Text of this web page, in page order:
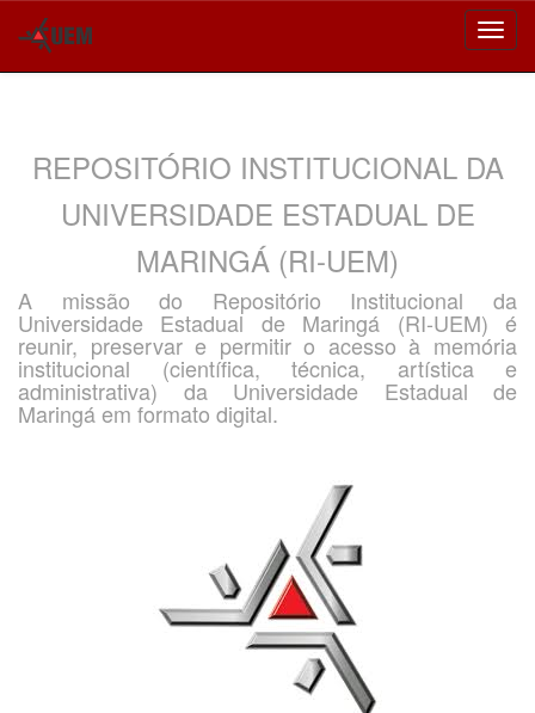
REPOSITÓRIO INSTITUCIONAL DA
UNIVERSIDADE ESTADUAL DE
MARINGÁ (RI-UEM)
A missão do Repositório Institucional da
Universidade Estadual de Maringá (RI-UEM) é
reunir, preservar e permitir o acesso à memória
institucional (científica, técnica, artística e
administrativa) da Universidade Estadual de
Maringá em formato digital.